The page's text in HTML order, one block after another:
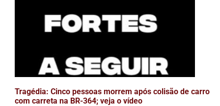
Tragédia: Cinco pessoas morrem após colisão de carro
com carreta na BR-364; veja o vídeo